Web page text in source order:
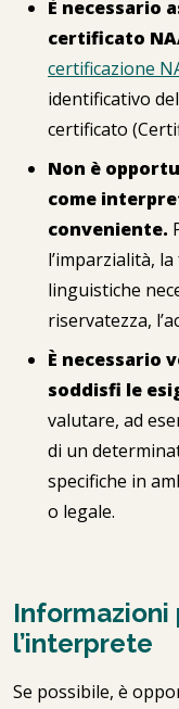
È necessario
certificato
certificazione
identificativo
certificato
Non è
come
conveniente.
l’imparzialità,
linguistiche
riservatezza,
È necessario
soddisfi le
valutare, ad
di un
specifiche in
o legale.
Informazioni
l’interprete
Se possibile, è